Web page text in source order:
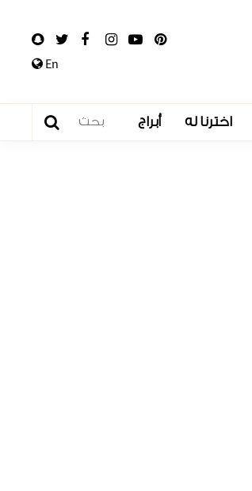
En
اخترنا له أبراج